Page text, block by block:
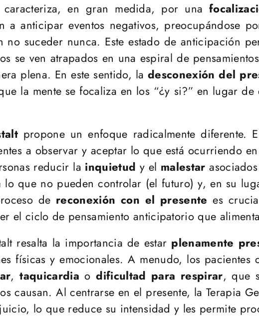
caracteriza, en gran medida, por una
a anticipar eventos negativos, preocupándose
no suceder nunca. Este estado de anticipación
se ven atrapados en una espiral de
plena. En este sentido, ladesconexión del
la mente se focaliza en los “¿y si?” en lugar
propone un enfoque radicalmente diferente.
a observar y aceptar lo que está ocurriendo
reducir la inquietud y el malestar
que no pueden controlar (el futuro) y, en su
de reconexión con el presente es
el ciclo de pensamiento anticipatorio que
resalta la importancia de estar plenamente
físicas y emocionales. A menudo, los
,taquicardia odificultad para respirar, que
causan. Al centrarse en el presente, la Terapia
lo que reduce su intensidad y les permite